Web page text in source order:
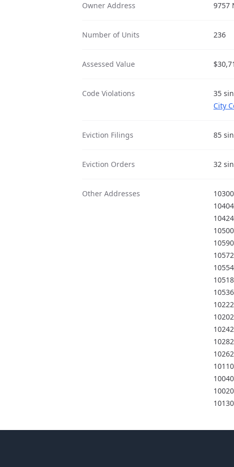
Owner Address 9757
Number of Units 236
Assessed Value
Code Violations
35
City
Eviction Filings 85
Eviction Orders 32
Other Addresses